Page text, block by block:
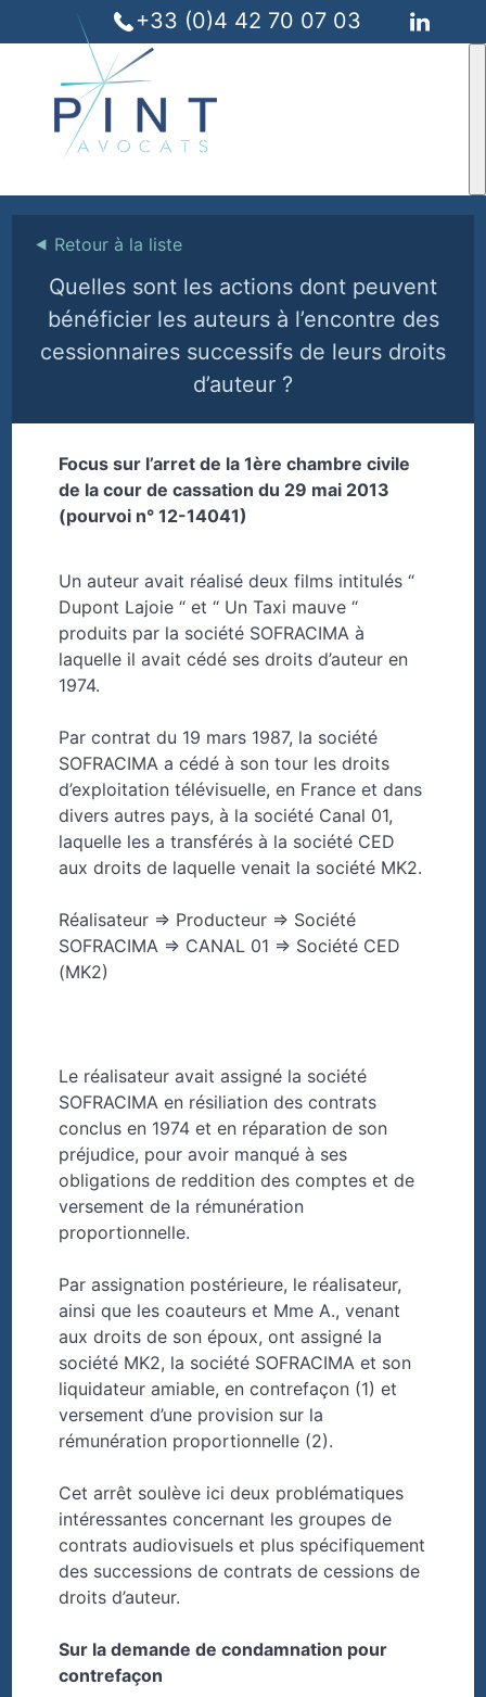
+33 (0)4 42 70 07 03
⯇ Retour à la liste
Quelles sont les actions dont peuvent
bénéficier les auteurs à l’encontre des
cessionnaires successifs de leurs droits
d’auteur ?
Focus sur l’arret de la 1ère chambre civile
de la cour de cassation du 29 mai 2013
(pourvoi n° 12-14041)
Un auteur avait réalisé deux films intitulés “
Dupont Lajoie “ et “ Un Taxi mauve “
produits par la société SOFRACIMA à
laquelle il avait cédé ses droits d’auteur en
1974.
Par contrat du 19 mars 1987, la société
SOFRACIMA a cédé à son tour les droits
d’exploitation télévisuelle, en France et dans
divers autres pays, à la société Canal 01,
laquelle les a transférés à la société CED
aux droits de laquelle venait la société MK2.
Réalisateur => Producteur => Société
SOFRACIMA => CANAL 01 => Société CED
(MK2)
Le réalisateur avait assigné la société
SOFRACIMA en résiliation des contrats
conclus en 1974 et en réparation de son
préjudice, pour avoir manqué à ses
obligations de reddition des comptes et de
versement de la rémunération
proportionnelle.
Par assignation postérieure, le réalisateur,
ainsi que les coauteurs et Mme A., venant
aux droits de son époux, ont assigné la
société MK2, la société SOFRACIMA et son
liquidateur amiable, en contrefaçon (1) et
versement d’une provision sur la
rémunération proportionnelle (2).
Cet arrêt soulève ici deux problématiques
intéressantes concernant les groupes de
contrats audiovisuels et plus spécifiquement
des successions de contrats de cessions de
droits d’auteur.
Sur la demande de condamnation pour
contrefaçon